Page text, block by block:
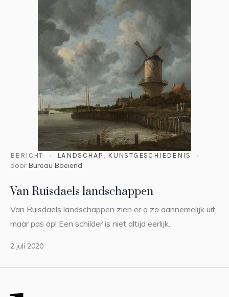
BERICHT LANDSCHAP, KUNSTGESCHIEDENIS
door Bureau Boeiend
Van Ruisdaels landschappen
Van Ruisdaels landschappen zien er o zo aannemelijk uit,
maar pas op! Een schilder is niet altijd eerlijk.
2 juli 2020